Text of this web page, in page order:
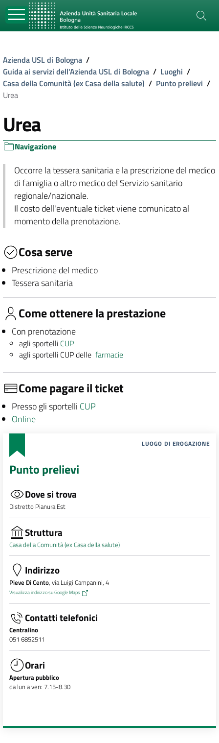
Azienda USL di Bologna /
Guida ai servizi dell'Azienda USL di Bologna / Luoghi /
Casa della Comunità (ex Casa della salute) / Punto prelievi /
Urea
Urea
Navigazione
Occorre la tessera sanitaria e la prescrizione del medico
di famiglia o altro medico del Servizio sanitario
regionale/nazionale.
Il costo dell'eventuale ticket viene comunicato al
momento della prenotazione.
Cosa serve
Prescrizione del medico
Tessera sanitaria
Come ottenere la prestazione
Con prenotazione
agli sportelli CUP
agli sportelli CUP dellefarmacie
Come pagare il ticket
Presso gli sportelli CUP
Online
LUOGO DI EROGAZIONE
Punto prelievi
Dove si trova
Distretto Pianura Est
Struttura
Casa della Comunità (ex Casa della salute)
Indirizzo
Pieve Di Cento, via Luigi Campanini, 4
Visualizza indirizzo su Google Maps
Contatti telefonici
Centralino
051 6852511
Orari
Apertura pubblico
da lun a ven: 7.15-8.30